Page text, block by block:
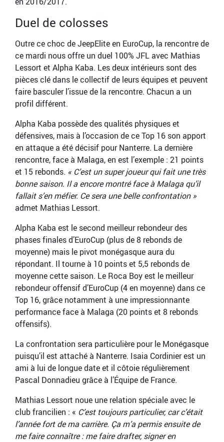
Duel de colosses
Outre ce choc de JeepElite en EuroCup, la rencontre de
ce mardi nous offre un duel 100% JFL avec Mathias
Lessort et Alpha Kaba. Les deux intérieurs sont des
pièces clé dans le collectif de leurs équipes et peuvent
faire basculer l’issue de la rencontre. Chacun a un
profil différent.
Alpha Kaba possède des qualités physiques et
défensives, mais à l’occasion de ce Top 16 son apport
en attaque a été décisif pour Nanterre. La dernière
rencontre, face à Malaga, en est l’exemple : 21 points
et 15 rebonds. « C’est un super joueur qui fait une très
bonne saison. Il a encore montré face à Malaga qu’il
fallait s’en méfier. Ce sera une belle confrontation »
admet Mathias Lessort.
Alpha Kaba est le second meilleur rebondeur des
phases finales d’EuroCup (plus de 8 rebonds de
moyenne) mais le pivot monégasque aura du
répondant. Il tourne à 10 points et 5,5 rebonds de
moyenne cette saison. Le Roca Boy est le meilleur
rebondeur offensif d’EuroCup (4 en moyenne) dans ce
Top 16, grâce notamment à une impressionnante
performance face à Malaga (20 points et 8 rebonds
offensifs).
La confrontation sera particulière pour le Monégasque
puisqu’il est attaché à Nanterre. Isaia Cordinier est un
ami à lui de longue date et il côtoie régulièrement
Pascal Donnadieu grâce à l’Équipe de France.
Mathias Lessort noue une relation spéciale avec le
club francilien : « C’est toujours particulier, car c’était
l’année fort de ma carrière. Ça m’a permis ensuite de
me faire connaître : me faire drafter, signer en